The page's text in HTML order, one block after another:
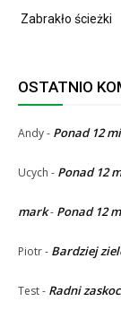
Zabrakło ścieżki
OSTATNIO
Andy- Ponad 12
Ucych - Ponad 12
mark- Ponad 12
Piotr- Bardziej
Test- Radni